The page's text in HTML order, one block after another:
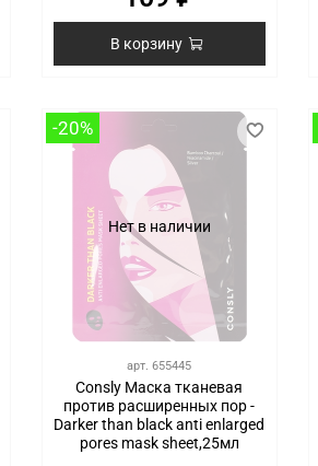
В корзину
Нет в наличии
-20%
арт.655445
Consly Маска тканевая
против расширенных пор -
Darker than black anti enlarged
pores mask sheet,25мл